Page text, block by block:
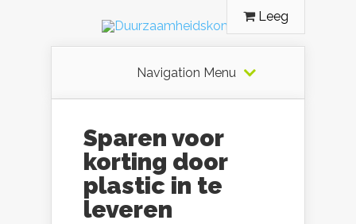
Leeg
Navigation Menu
Sparen voor
korting door
plastic in te
leveren